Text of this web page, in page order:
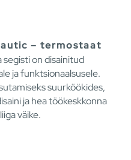
– termostaat
on disainitud
ja funktsionaalsusele.
suurköökides,
ja hea töökeskkonna
väike.